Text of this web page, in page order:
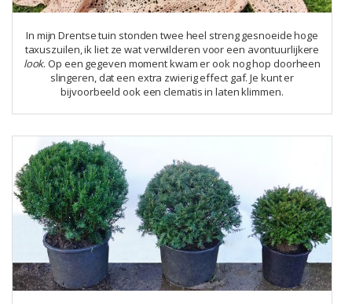
In mijn Drentse tuin stonden twee heel streng gesnoeide hoge
taxuszuilen, ik liet ze wat verwilderen voor een avontuurlijkere
look. Op een gegeven moment kwam er ook nog hop doorheen
slingeren, dat een extra zwierig effect gaf. Je kunt er
bijvoorbeeld ook een clematis in laten klimmen.